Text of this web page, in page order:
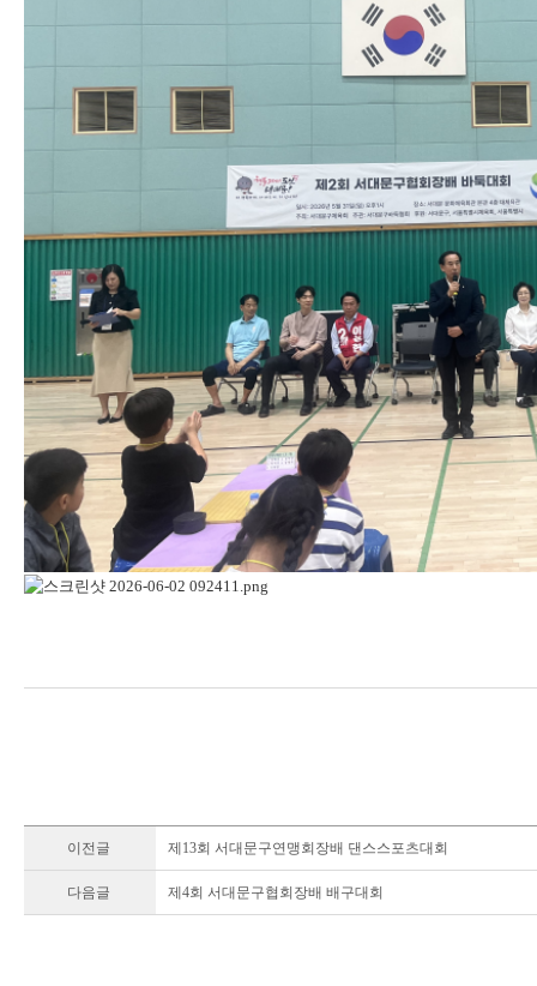
이전글 제13회 서대문구연맹회장배 댄스스포츠대회
다음글 제4회 서대문구협회장배 배구대회